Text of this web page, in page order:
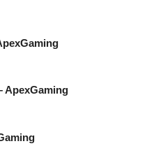
ApexGaming